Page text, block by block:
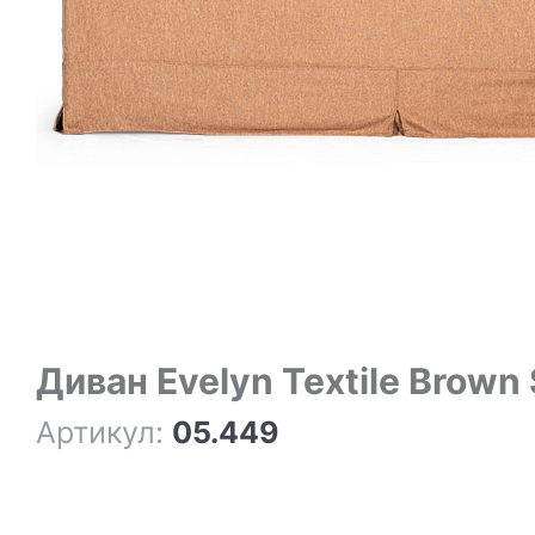
Диван Evelyn Textile Brown
Артикул: 05.449